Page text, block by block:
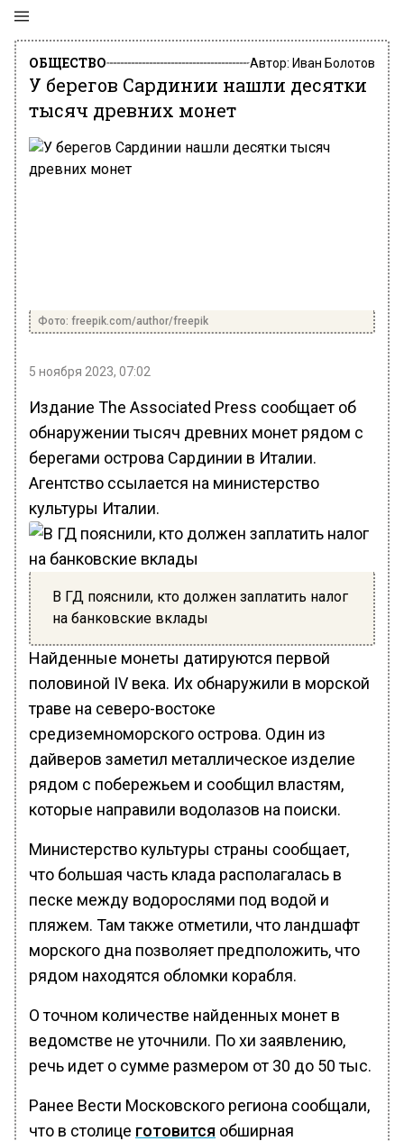
ОБЩЕСТВО Автор: Иван Болотов
У берегов Сардинии нашли десятки
тысяч древних монет
Фото: freepik.com/author/freepik
5 ноября 2023, 07:02
Издание The Associated Press сообщает об
обнаружении тысяч древних монет рядом с
берегами острова Сардинии в Италии.
Агентство ссылается на министерство
культуры Италии.
В ГД пояснили, кто должен заплатить налог
на банковские вклады
Найденные монеты датируются первой
половиной IV века. Их обнаружили в морской
траве на северо-востоке
средиземноморского острова. Один из
дайверов заметил металлическое изделие
рядом с побережьем и сообщил властям,
которые направили водолазов на поиски.
Министерство культуры страны сообщает,
что большая часть клада располагалась в
песке между водорослями под водой и
пляжем. Там также отметили, что ландшафт
морского дна позволяет предположить, что
рядом находятся обломки корабля.
О точном количестве найденных монет в
ведомстве не уточнили. По хи заявлению,
речь идет о сумме размером от 30 до 50 тыс.
Ранее Вести Московского региона сообщали,
что в столице готовится обширная